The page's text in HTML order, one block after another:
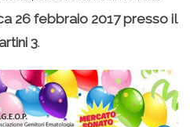
26 febbraio 2017 presso il
3.